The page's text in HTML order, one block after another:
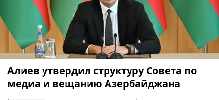
Алиев утвердил структуру Совета по
медиа и вещанию Азербайджана